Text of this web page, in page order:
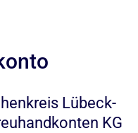
Lübeck-
KG